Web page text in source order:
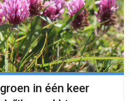
in één keer